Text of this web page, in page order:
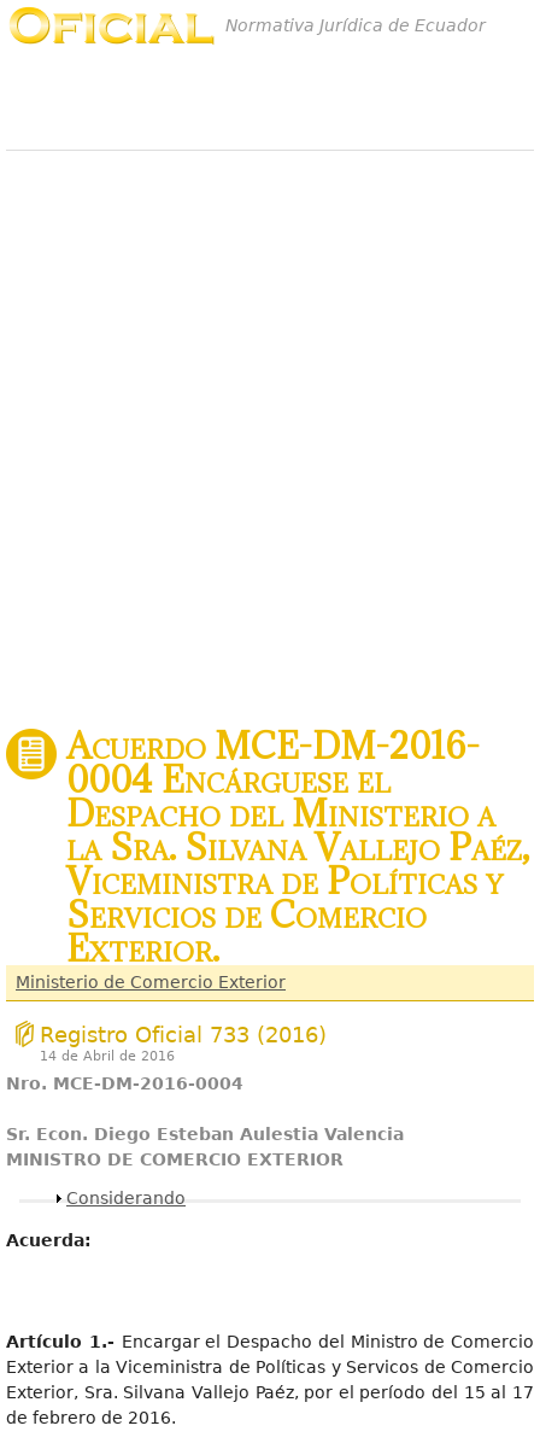
Normativa Jurídica de Ecuador
Acuerdo MCE-DM-2016-
0004 Encárguese el
Despacho del Ministerio a
la Sra. Silvana Vallejo Paéz,
Viceministra de Políticas y
Servicios de Comercio
Exterior.
Ministerio de Comercio Exterior
Registro Oficial 733 (2016)
14 de Abril de 2016
Nro. MCE-DM-2016-0004
Sr. Econ. Diego Esteban Aulestia Valencia
MINISTRO DE COMERCIO EXTERIOR
Mostrar
Considerando
Acuerda:
Artícul o 1.- Encargar el Despacho del Ministro de Comercio
Exterior a la Viceministra de Políticas y Servicos de Comercio
Exterior, Sra. Silvana Vallejo Paéz, por el período del 15 al 17
de febrero de 2016.